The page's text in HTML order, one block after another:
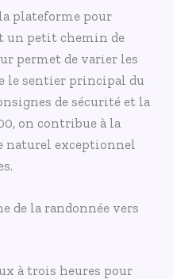
plateforme pour
un petit chemin de
permet de varier les
le sentier principal du
de sécurité et la
on contribue à la
naturel exceptionnel
de la randonnée vers
à trois heures pour